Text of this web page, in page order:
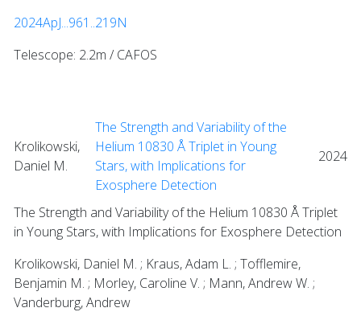
2024ApJ...961..219N
Telescope: 2.2m / CAFOS
Krolikowski,
Daniel M.
The Strength and Variability of the
Helium 10830 Å Triplet in Young
Stars, with Implications for
Exosphere Detection
2024
The Strength and Variability of the Helium 10830 Å Triplet
in Young Stars, with Implications for Exosphere Detection
Krolikowski, Daniel M. ; Kraus, Adam L. ; Tofflemire,
Benjamin M. ; Morley, Caroline V. ; Mann, Andrew W. ;
Vanderburg, Andrew